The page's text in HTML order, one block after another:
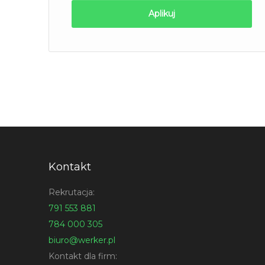
Aplikuj
Kontakt
Rekrutacja:
791 553 881
784 000 305
biuro@werker.pl
Kontakt dla firm: